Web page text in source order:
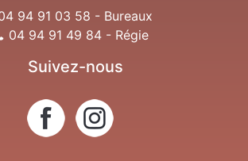
94 91 03 58 - Bureaux
04 94 91 49 84 - Régie
Suivez-nous